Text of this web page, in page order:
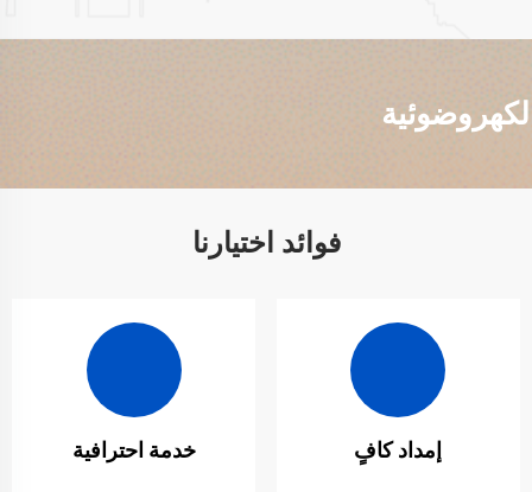
فوائد اختيارنا
إمداد كافٍ خدمة احترافية